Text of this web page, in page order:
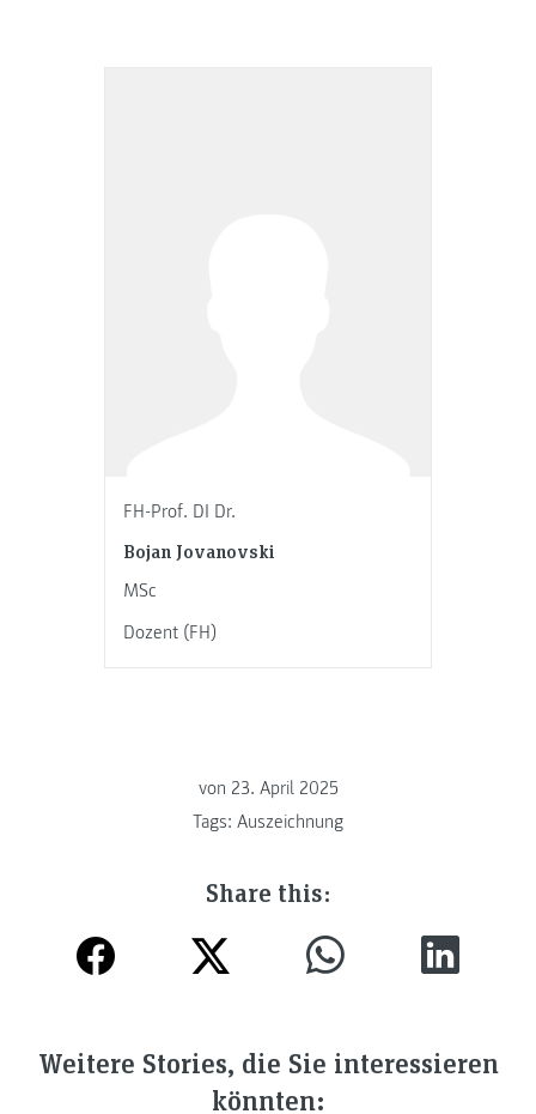
FH-Prof. DI Dr.
Bojan Jovanovski
MSc
Dozent (FH)
von 23. April 2025
Tags: Auszeichnung
Share this:
Weitere Stories, die Sie interessieren
könnten: